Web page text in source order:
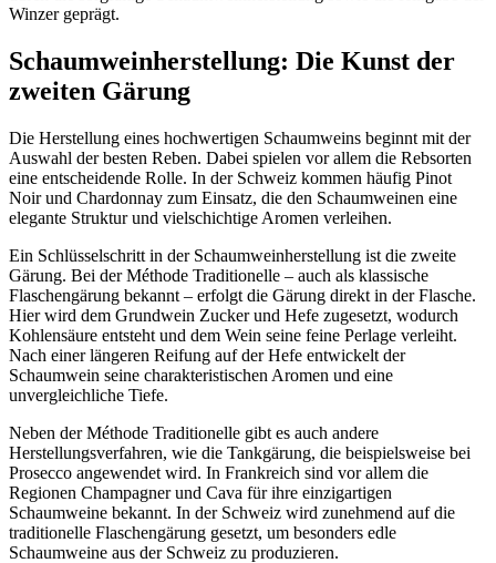
Winzer geprägt.
Schaumweinherstellung: Die Kunst der
zweiten Gärung
Die Herstellung eines hochwertigen Schaumweins beginnt mit der
Auswahl der besten Reben. Dabei spielen vor allem die Rebsorten
eine entscheidende Rolle. In der Schweiz kommen häufig Pinot
Noir und Chardonnay zum Einsatz, die den Schaumweinen eine
elegante Struktur und vielschichtige Aromen verleihen.
Ein Schlüsselschritt in der Schaumweinherstellung ist die zweite
Gärung. Bei der Méthode Traditionelle – auch als klassische
Flaschengärung bekannt – erfolgt die Gärung direkt in der Flasche.
Hier wird dem Grundwein Zucker und Hefe zugesetzt, wodurch
Kohlensäure entsteht und dem Wein seine feine Perlage verleiht.
Nach einer längeren Reifung auf der Hefe entwickelt der
Schaumwein seine charakteristischen Aromen und eine
unvergleichliche Tiefe.
Neben der Méthode Traditionelle gibt es auch andere
Herstellungsverfahren, wie die Tankgärung, die beispielsweise bei
Prosecco angewendet wird. In Frankreich sind vor allem die
Regionen Champagner und Cava für ihre einzigartigen
Schaumweine bekannt. In der Schweiz wird zunehmend auf die
traditionelle Flaschengärung gesetzt, um besonders edle
Schaumweine aus der Schweiz zu produzieren.